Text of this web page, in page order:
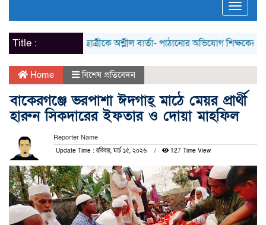
Toggle
Title :
ছাত্রীকে অশ্লীল বার্তা- পাঠানোর অভিযোগ শিক্ষকের বিরুদ্ধে;
Home বিশেষ প্রতিবেদন
বাকেরগঞ্জে ভরপাশা ঈদগাহ্ মাঠে মেয়র প্রার্থী
হারুন সিকদারের ইফতার ও দোয়া মাহফিল
Reporter Name
Update Time : রবিবার, মার্চ ১৫, ২০২৬ 127 Time View